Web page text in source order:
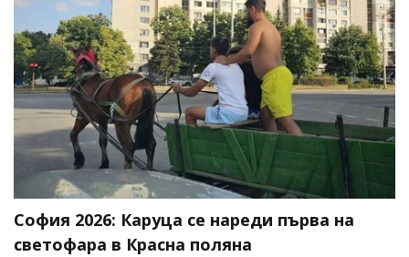
София 2026: Каруца се нареди първа на
светофара в Красна поляна